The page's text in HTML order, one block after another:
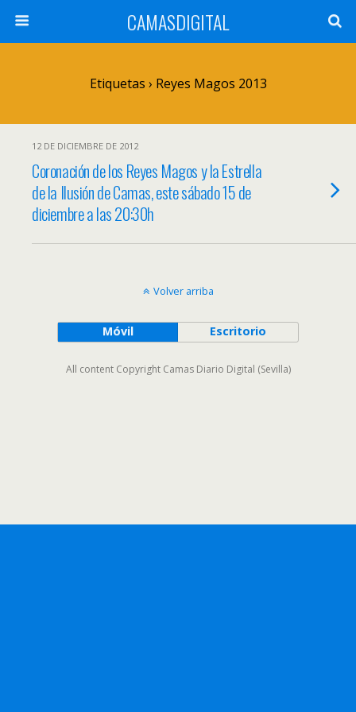
CAMASDIGITAL
Etiquetas › Reyes Magos 2013
12 DE DICIEMBRE DE 2012
Coronación de los Reyes Magos y la Estrella
de la Ilusión de Camas, este sábado 15 de
diciembre a las 20:30h
Volver arriba
Móvil Escritorio
All content Copyright Camas Diario Digital (Sevilla)